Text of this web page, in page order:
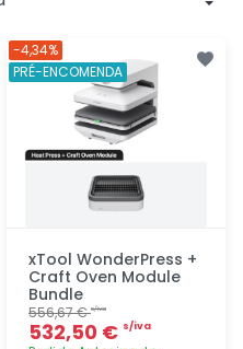
xTool WonderPress +
Craft Oven Module
Bundle
556,67 €s/iva
532,50 € s/iva
-4,34%
PRÉ-ENCOMENDA